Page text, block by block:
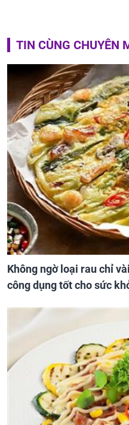
TIN CÙNG CHUYÊN
Không ngờ loại rau chỉ
công dụng tốt cho sức